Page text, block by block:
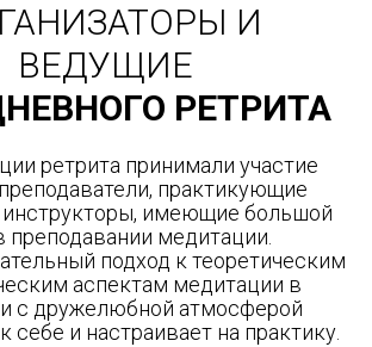
И
ВЕДУЩИЕ
РЕТРИТА
ретрита принимали участие
практикующие
инструкторы, имеющие большой
преподавании медитации.
подход к теоретическим
аспектам медитации в
с дружелюбной атмосферой
себе и настраивает на практику.